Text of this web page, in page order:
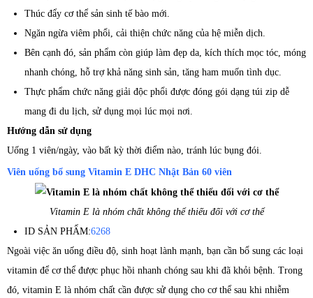
Thúc đẩy cơ thể sản sinh tế bào mới.
Ngăn ngừa viêm phổi, cải thiện chức năng của hệ miễn dịch.
Bên cạnh đó, sản phẩm còn giúp làm đẹp da, kích thích mọc tóc, móng
nhanh chóng, hỗ trợ khả năng sinh sản, tăng ham muốn tình dục.
Thực phẩm chức năng giải độc phổi được đóng gói dạng túi zip dễ
mang đi du lịch, sử dụng mọi lúc mọi nơi.
Hướng dẫn sử dụng
Uống 1 viên/ngày, vào bất kỳ thời điểm nào, tránh lúc bụng đói.
Viên uống bổ sung Vitamin E DHC Nhật Bản 60 viên
Vitamin E là nhóm chất không thể thiếu đối với cơ thể
ID SẢN PHẨM:6268
Ngoài việc ăn uống điều độ, sinh hoạt lành mạnh, bạn cần bổ sung các loại
vitamin để cơ thể được phục hồi nhanh chóng sau khi đã khỏi bệnh. Trong
đó, vitamin E là nhóm chất cần được sử dụng cho cơ thể sau khi nhiễm